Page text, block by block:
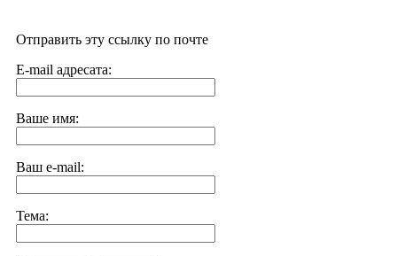
Отправить эту ссылку по почте
E-mail адресата:
Ваше имя:
Ваш e-mail:
Тема: